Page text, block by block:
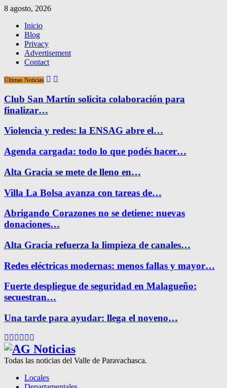
8 agosto, 2026
Inicio
Blog
Privacy
Advertisement
Contact
Últimas Noticias
Club San Martín solicita colaboración para
finalizar…
Violencia y redes: la ENSAG abre el…
Agenda cargada: todo lo que podés hacer…
Alta Gracia se mete de lleno en…
Villa La Bolsa avanza con tareas de…
Abrigando Corazones no se detiene: nuevas
donaciones…
Alta Gracia refuerza la limpieza de canales…
Redes eléctricas modernas: menos fallas y mayor…
Fuerte despliegue de seguridad en Malagueño:
secuestran…
Una tarde para ayudar: llega el noveno…
Facebook
Twitter
Instagram
Pinterest
Google
Todas las noticias del Valle de Paravachasca.
Locales